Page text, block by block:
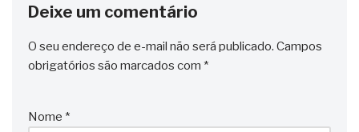
Deixe um comentário
O seu endereço de e-mail não será publicado. Campos
obrigatórios são marcados com *
Nome *